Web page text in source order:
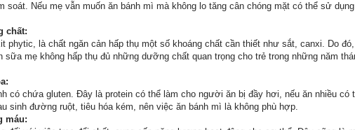
soát. Nếu mẹ vẫn muốn ăn bánh mì mà không lo tăng cân chóng mặt có thể sử
chất:
phytic, là chất ngăn cản hấp thụ một số khoáng chất cần thiết như sắt, canxi. Do
sữa mẹ không hấp thụ đủ những dưỡng chất quan trọng cho trẻ trong những năm
có chứa gluten. Đây là protein có thể làm cho người ăn bị đầy hơi, nếu ăn nhiều có
sinh đường ruột, tiêu hóa kém, nên việc ăn bánh mì là không phù hợp.
máu: